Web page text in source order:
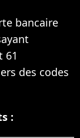
bancaire
61
des codes
: